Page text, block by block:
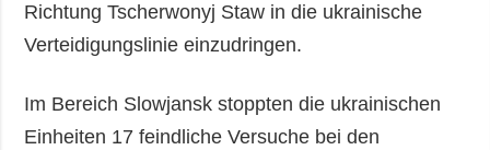
Richtung Tscherwonyj Staw in die ukrainische
Verteidigungslinie einzudringen.
Im Bereich Slowjansk stoppten die ukrainischen
Einheiten 17 feindliche Versuche bei den